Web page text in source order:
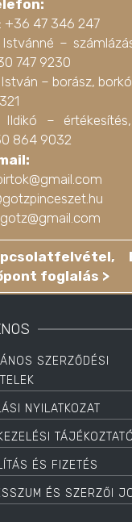
+36 47 346 247
–
747 9230
– borász,
Ildikó –
864 9032
foglalás >
SZERZŐDÉSI
NYILATKOZAT
TÁJÉKOZTATÓ
ÉS FIZETÉS
ÉS SZERZŐI